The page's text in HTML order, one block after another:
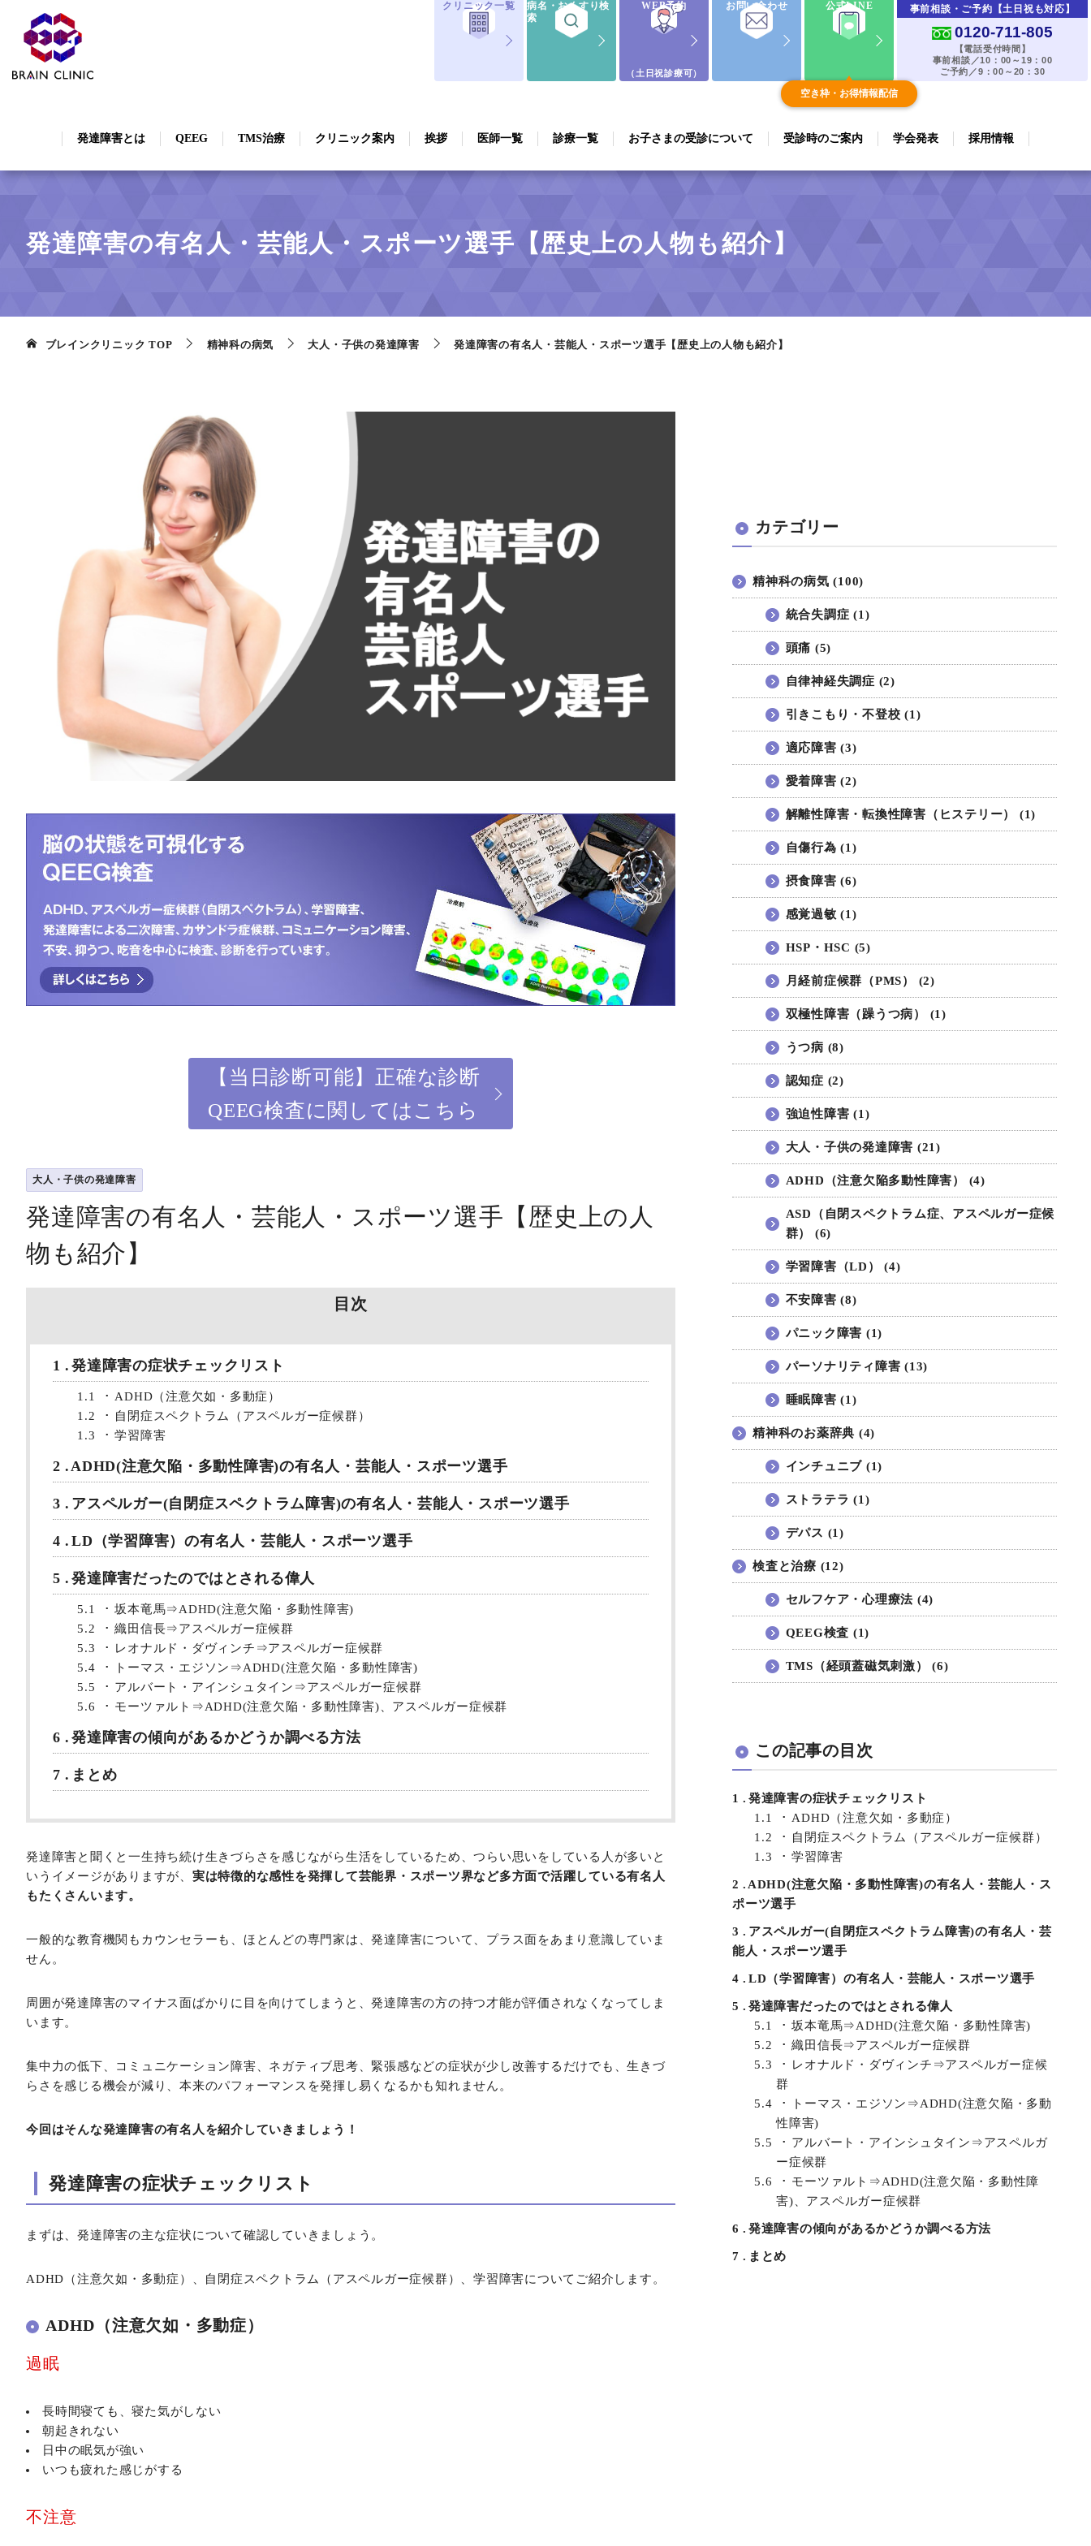
発達障害とは QEEG TMS治療 クリニック案内 挨拶 医師一覧 診療一覧 お子さまの受診について 受診時のご案内 学会発表 採用情報
クリニック一覧
病名・おくすり検
索
WEB予約
（土日祝診療可）
お問い合わせ 公式LINE
空き枠・お得情報配信
事前相談・ご予約【土日祝も対応】
0120-711-805
【電話受付時間】
事前相談／10：00～19：00
ご予約／9：00～20：30
発達障害の有名人・芸能人・スポーツ選手【歴史上の人物も紹介】
ブレインクリニック TOP 精神科の病気 大人・子供の発達障害 発達障害の有名人・芸能人・スポーツ選手【歴史上の人物も紹介】
【当日診断可能】正確な診断
QEEG検査に関してはこちら
大人・子供の発達障害
発達障害の有名人・芸能人・スポーツ選手【歴史上の人
物も紹介】
目次
1 発達障害の症状チェックリスト
1.1
ADHD（注意欠如・多動症）
1.2
自閉症スペクトラム（アスペルガー症候群）
1.3
学習障害
2 ADHD(注意欠陥・多動性障害)の有名人・芸能人・スポーツ選手
3 アスペルガー(自閉症スペクトラム障害)の有名人・芸能人・スポーツ選手
4 LD（学習障害）の有名人・芸能人・スポーツ選手
5 発達障害だったのではとされる偉人
5.1
坂本竜馬⇒ADHD(注意欠陥・多動性障害)
5.2
織田信長⇒アスペルガー症候群
5.3
レオナルド・ダヴィンチ⇒アスペルガー症候群
5.4
トーマス・エジソン⇒ADHD(注意欠陥・多動性障害)
5.5
アルバート・アインシュタイン⇒アスペルガー症候群
5.6
モーツァルト⇒ADHD(注意欠陥・多動性障害)、アスペルガー症候群
6 発達障害の傾向があるかどうか調べる方法
7 まとめ
発達障害と聞くと一生持ち続け生きづらさを感じながら生活をしているため、つらい思いをしている人が多いと
いうイメージがありますが、 実は特徴的な感性を発揮して芸能界・スポーツ界など多方面で活躍している有名人
もたくさんいます。
一般的な教育機関もカウンセラーも、ほとんどの専門家は、発達障害について、プラス面をあまり意識していま
せん。
周囲が発達障害のマイナス面ばかりに目を向けてしまうと、発達障害の方の持つ才能が評価されなくなってしま
います。
集中力の低下、コミュニケーション障害、ネガティブ思考、緊張感などの症状が少し改善するだけでも、生きづ
らさを感じる機会が減り、本来のパフォーマンスを発揮し易くなるかも知れません。
今回はそんな発達障害の有名人を紹介していきましょう！
発達障害の症状チェックリスト
まずは、発達障害の主な症状について確認していきましょう。
ADHD（注意欠如・多動症）、自閉症スペクトラム（アスペルガー症候群）、学習障害についてご紹介します。
ADHD（注意欠如・多動症）
過眠
長時間寝ても、寝た気がしない
朝起きれない
日中の眠気が強い
いつも疲れた感じがする
不注意
カテゴリー
精神科の病気 (100)
統合失調症 (1)
頭痛 (5)
自律神経失調症 (2)
引きこもり・不登校 (1)
適応障害 (3)
愛着障害 (2)
解離性障害・転換性障害（ヒステリー） (1)
自傷行為 (1)
摂食障害 (6)
感覚過敏 (1)
HSP・HSC (5)
月経前症候群（PMS） (2)
双極性障害（躁うつ病） (1)
うつ病 (8)
認知症 (2)
強迫性障害 (1)
大人・子供の発達障害 (21)
ADHD（注意欠陥多動性障害） (4)
ASD（自閉スペクトラム症、アスペルガー症候
群） (6)
学習障害（LD） (4)
不安障害 (8)
パニック障害 (1)
パーソナリティ障害 (13)
睡眠障害 (1)
精神科のお薬辞典 (4)
インチュニブ (1)
ストラテラ (1)
デパス (1)
検査と治療 (12)
セルフケア・心理療法 (4)
QEEG検査 (1)
TMS（経頭蓋磁気刺激） (6)
この記事の目次
1
発達障害の症状チェックリスト
1.1
ADHD（注意欠如・多動症）
1.2
自閉症スペクトラム（アスペルガー症候群）
1.3
学習障害
2 ADHD(注意欠陥・多動性障害)の有名人・芸能人・ス
ポーツ選手
3 アスペルガー(自閉症スペクトラム障害)の有名人・芸
能人・スポーツ選手
4 LD（学習障害）の有名人・芸能人・スポーツ選手
5 発達障害だったのではとされる偉人
5.1
坂本竜馬⇒ADHD(注意欠陥・多動性障害)
5.2
織田信長⇒アスペルガー症候群
5.3
レオナルド・ダヴィンチ⇒アスペルガー症候
群
5.4
トーマス・エジソン⇒ADHD(注意欠陥・多動
性障害)
5.5
アルバート・アインシュタイン⇒アスペルガ
ー症候群
5.6
モーツァルト⇒ADHD(注意欠陥・多動性障
害)、アスペルガー症候群
6 発達障害の傾向があるかどうか調べる方法
7 まとめ